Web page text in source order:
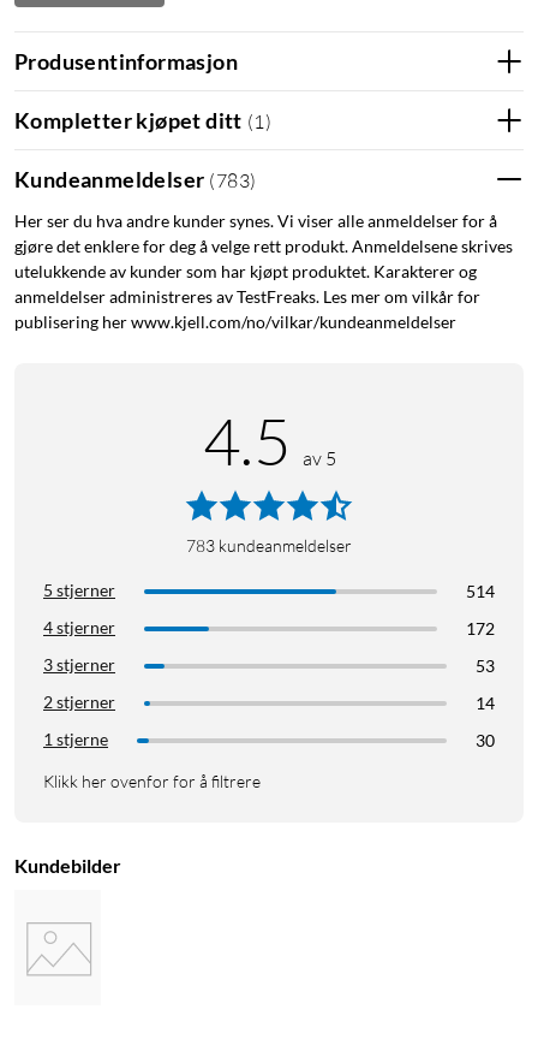
Produsentinformasjon
Kompletter kjøpet ditt (1 )
Kundeanmeldelser (783)
Her ser du hva andre kunder synes. Vi viser alle anmeldelser for å
gjøre det enklere for deg å velge rett produkt. Anmeldelsene skrives
utelukkende av kunder som har kjøpt produktet. Karakterer og
anmeldelser administreres av TestFreaks. Les mer om vilkår for
publisering her www.kjell.com/no/vilkar/kundeanmeldelser
4.5 av 5
783 kundeanmeldelser
5 stjerner
514
4 stjerner
172
3 stjerner
53
2 stjerner
14
1 stjerne
30
Klikk her ovenfor for å filtrere
Kundebilder